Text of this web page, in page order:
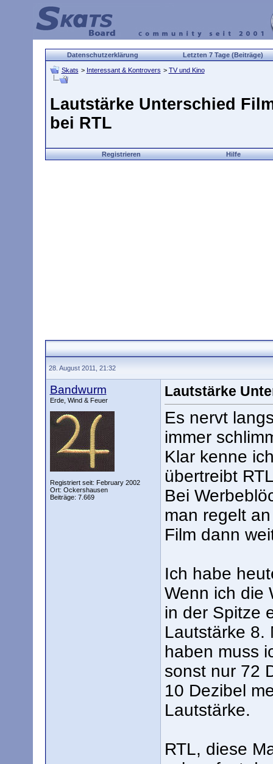
Datenschutzerklärung Letzten 7 Tage (Beiträge)
Skats > Interessant & Kontrovers > TV und Kino
Lautstärke Unterschied
bei RTL
Registrieren Hilfe
28. August 2011, 21:32
Bandwurm
Erde, Wind & Feuer
Registriert seit: February 2002
Ort: Ockershausen
Beiträge: 7.669
Lautstärke
Es nervt
immer
Klar kenne
übertreibt
Bei
man regelt
Film dann
Ich habe
Wenn ich die
in der Spitze
Lautstärke 8.
haben muss
sonst nur 72
10 Dezibel
Lautstärke.
RTL, diese